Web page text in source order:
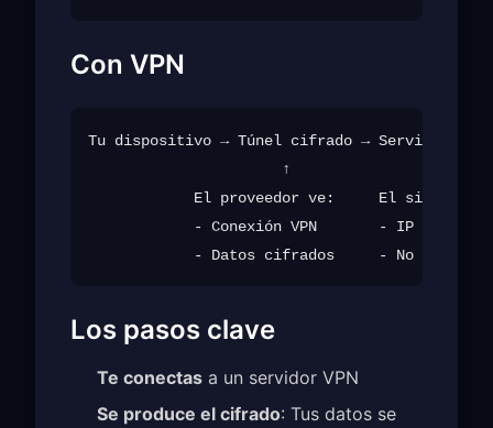
Con VPN
Tu dispositivo → Túnel cifrado → Servidor VPN
                      ↑                ↑
El proveedor ve:     El sitio web
- Conexión VPN       - IP del
Los pasos clave
Te conectas a un servidor VPN
Se produce el cifrado: Tus datos se